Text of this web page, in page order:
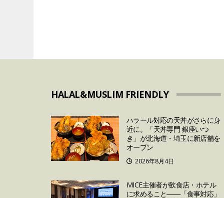
HALAL&MUSLIM FRIENDLY
ハラール対応の天丼がさらに身
近に。「天丼専門 銀座いつ
き」が北海道・埼玉に新店舗を
オープン
2026年8月4日
MICE主催者が飲食店・ホテル
に求めること――「食事対応」